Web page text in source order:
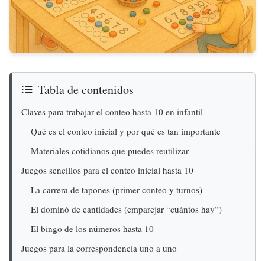
Tabla de contenidos
Claves para trabajar el conteo hasta 10 en infantil
Qué es el conteo inicial y por qué es tan importante
Materiales cotidianos que puedes reutilizar
Juegos sencillos para el conteo inicial hasta 10
La carrera de tapones (primer conteo y turnos)
El dominó de cantidades (emparejar “cuántos hay”)
El bingo de los números hasta 10
Juegos para la correspondencia uno a uno